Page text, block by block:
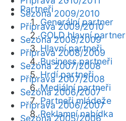
Partneři
Generální partner
GOLD hlavní partner
Hlavní partneři
Business partneři
Hrdí partneři
Mediální partneři
Partneři mládeže
Reklamní nabídka
Sezóna 2009/2010
Příprava 2009/2010
Sezóna 2008/2009
Příprava 2008/2009
Sezóna 2007/2008
Příprava 2007/2008
Sezóna 2006/2007
Příprava 2006/2007
Sezóna 2005/2006